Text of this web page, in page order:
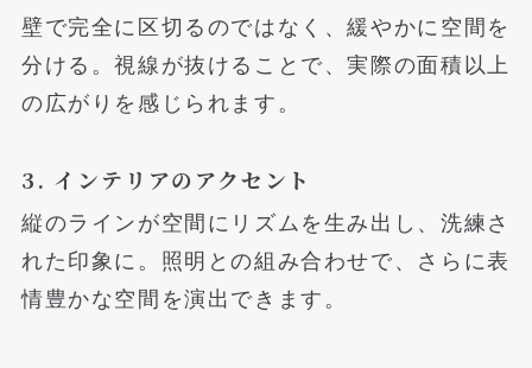
壁で完全に区切るのではなく、緩やかに空間を
分ける。視線が抜けることで、実際の面積以上
の広がりを感じられます。
3. インテリアのアクセント
縦のラインが空間にリズムを生み出し、洗練さ
れた印象に。照明との組み合わせで、さらに表
情豊かな空間を演出できます。